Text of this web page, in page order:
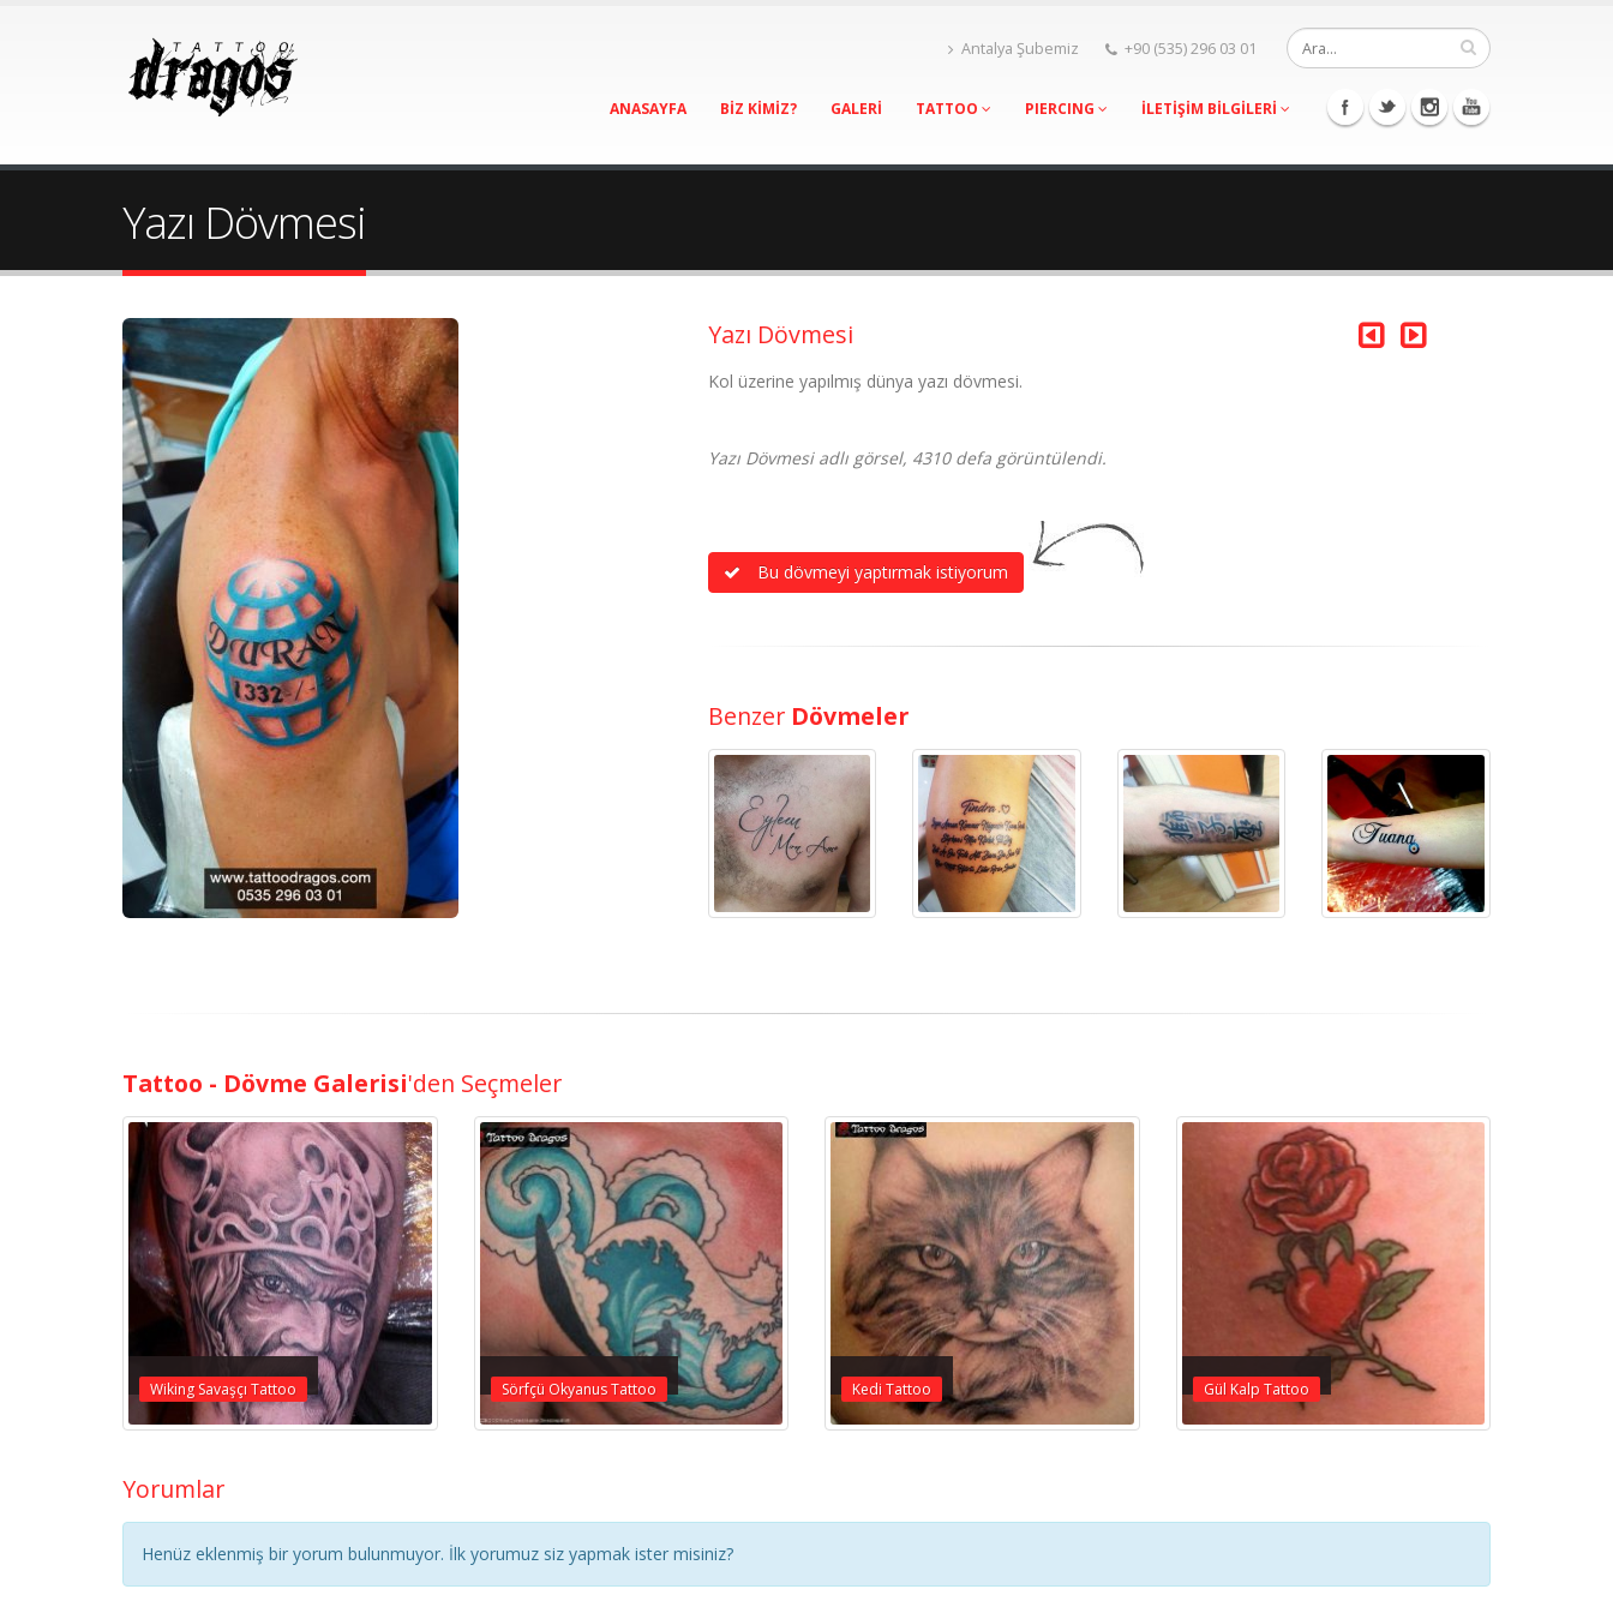
Antalya Şubemiz +90 (535) 296 03 01
ANASAYFA BİZ KİMİZ? GALERİ TATTOO PIERCING İLETİŞİM BİLGİLERİ
Yazı Dövmesi
Yazı Dövmesi
Kol üzerine yapılmış dünya yazı dövmesi.
Yazı Dövmesi adlı görsel, 4310 defa görüntülendi.
Bu dövmeyi yaptırmak istiyorum
Benzer Dövmeler
Tattoo - Dövme Galerisi'den Seçmeler
Wiking Savaşçı Tattoo Sörfçü Okyanus Tattoo Kedi Tattoo Gül Kalp Tattoo
Yorumlar
Henüz eklenmiş bir yorum bulunmuyor. İlk yorumuz siz yapmak ister misiniz?